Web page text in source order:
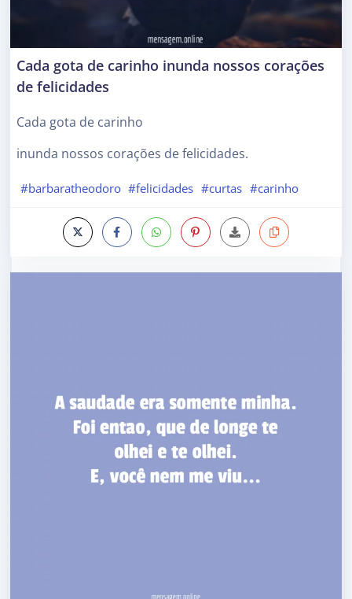
Cada gota de carinho inunda nossos corações
de felicidades
Cada gota de carinho
inunda nossos corações de felicidades.
#barbaratheodoro #felicidades #curtas #carinho